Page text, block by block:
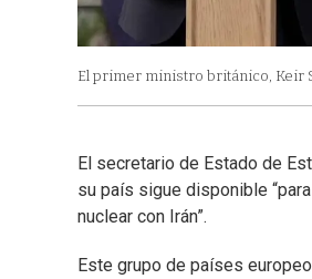
El primer ministro británico, Keir
El secretario de Estado de
su país sigue disponible
nuclear con Irán”.
Este grupo de países